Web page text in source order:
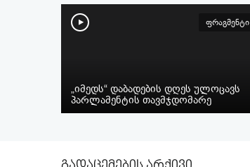
ფრაგმენტი
„იმედს“ დაბადების დღეს ულოცავს
პარლამენტის თავმჯდომარე